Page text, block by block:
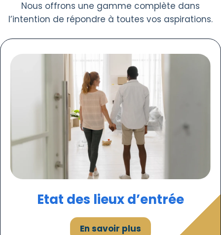
Nous offrons une gamme complète dans
l’intention de répondre à toutes vos aspirations.
Etat des lieux d’entrée
En savoir plus